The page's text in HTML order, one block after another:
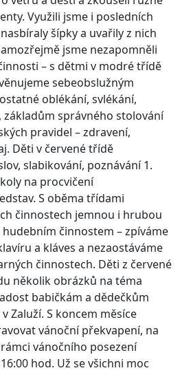
Využili jsme i posledních
šípky a uvařily z nich
jsme nezapomněli
– s dětmi v modré třídě
sebeobslužným
oblékání, svlékání,
správného stolování
pravidel – zdravení,
Děti v červené třídě
slabikování, poznávání 1.
na procvičení
S oběma třídami
činnostech jemnou i hrubou
činnostem – zpíváme
a kláves a nezaostáváme
činnostech. Děti z červené
několik obrázků na téma
babičkám a dědečkům
Zaluží. S koncem měsíce
vánoční překvapení, na
vánočního posezení
hod. Už se všichni moc